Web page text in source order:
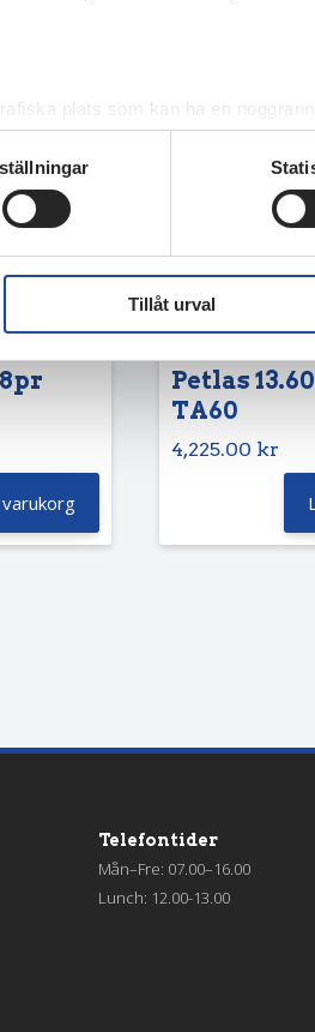
plats som kan ha en
skanna den för specifika
behandlas och ställ in dina
från cookie-förklaringen.
innehållet och annonserna till
även sådana
som vi samarbetar med.
Tillåt urval
Petlas
TA60
4,225.00 kr
Telefontider
Mån–Fre: 07.00–16.00
Lunch: 12.00-13.00